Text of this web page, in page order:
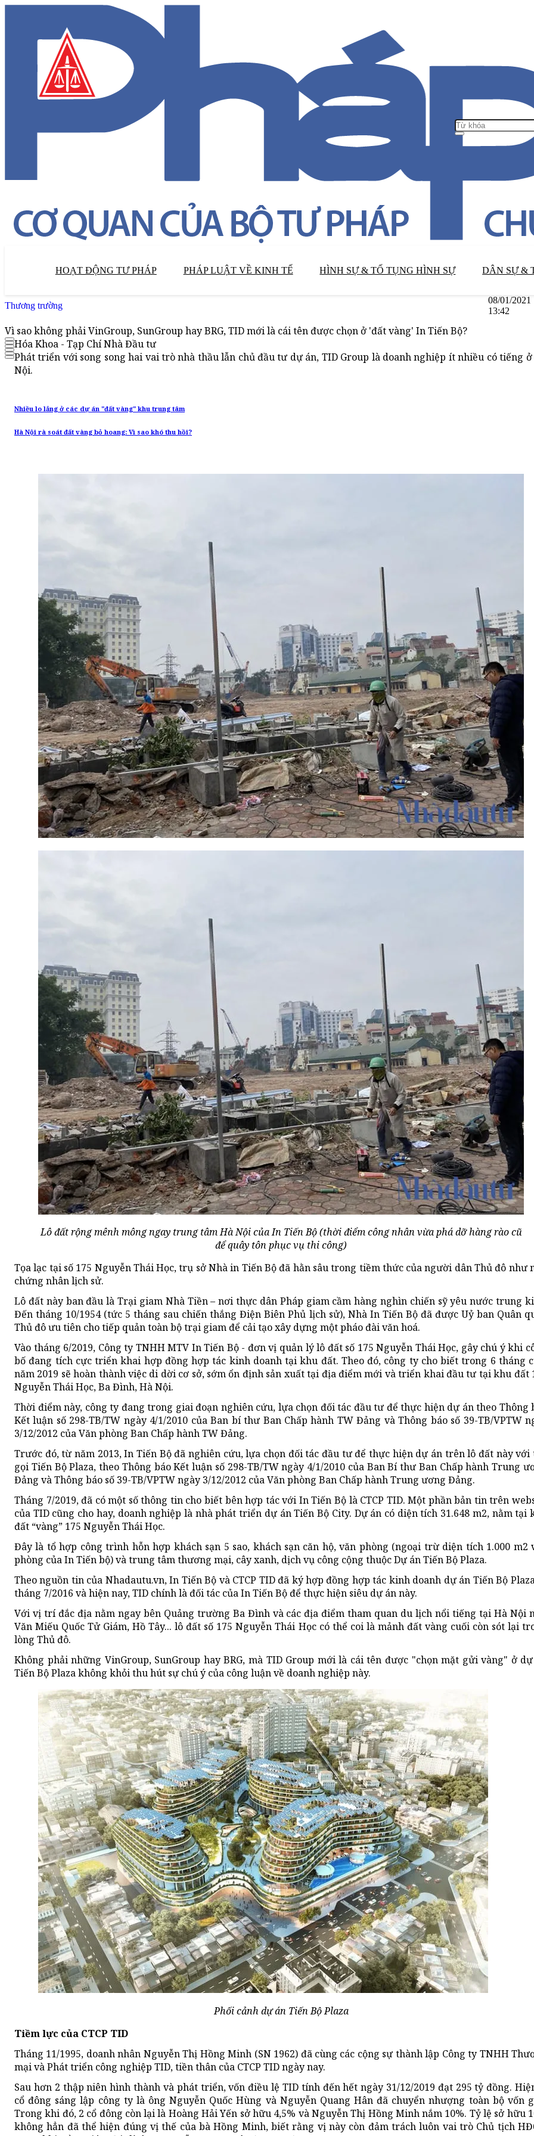
HOẠT ĐỘNG TƯ PHÁP PHÁP LUẬT VỀ KINH TẾ HÌNH SỰ & TỐ TỤNG HÌNH SỰ DÂN SỰ &
Thương trường
08/01/2021
13:42
Vì sao không phải VinGroup, SunGroup hay BRG, TID mới là cái tên được chọn ở 'đất vàng' In Tiến Bộ?
Hóa Khoa - Tạp Chí Nhà Đầu tư
Phát triển với song song hai vai trò nhà thầu lẫn chủ đầu tư dự án, TID Group là doanh nghiệp ít nhiều có tiếng ở
Nội.
Nhiều lo lắng ở các dự án "đất vàng" khu trung tâm
Hà Nội rà soát đất vàng bỏ hoang: Vì sao khó thu hồi?
Lô đất rộng mênh mông ngay trung tâm Hà Nội của In Tiến Bộ (thời điểm công nhân vừa phá dỡ hàng rào cũ
để quây tôn phục vụ thi công)
Tọa lạc tại số 175 Nguyễn Thái Học, trụ sở Nhà in Tiến Bộ đã hằn sâu trong tiềm thức của người dân Thủ đô như
chứng nhân lịch sử.
Lô đất này ban đầu là Trại giam Nhà Tiền – nơi thực dân Pháp giam cầm hàng nghìn chiến sỹ yêu nước trung
Đến tháng 10/1954 (tức 5 tháng sau chiến thắng Điện Biên Phủ lịch sử), Nhà In Tiến Bộ đã được Uỷ ban Quân
Thủ đô ưu tiên cho tiếp quản toàn bộ trại giam để cải tạo xây dựng một pháo đài văn hoá.
Vào tháng 6/2019, Công ty TNHH MTV In Tiến Bộ - đơn vị quản lý lô đất số 175 Nguyễn Thái Học, gây chú ý khi
bố đang tích cực triển khai hợp đồng hợp tác kinh doanh tại khu đất. Theo đó, công ty cho biết trong 6 tháng
năm 2019 sẽ hoàn thành việc di dời cơ sở, sớm ổn định sản xuất tại địa điểm mới và triển khai đầu tư tại khu đất
Nguyễn Thái Học, Ba Đình, Hà Nội.
Thời điểm này, công ty đang trong giai đoạn nghiên cứu, lựa chọn đối tác đầu tư để thực hiện dự án theo Thông
Kết luận số 298-TB/TW ngày 4/1/2010 của Ban bí thư Ban Chấp hành TW Đảng và Thông báo số 39-TB/VPTW
3/12/2012 của Văn phòng Ban Chấp hành TW Đảng.
Trước đó, từ năm 2013, In Tiến Bộ đã nghiên cứu, lựa chọn đối tác đầu tư để thực hiện dự án trên lô đất này với
gọi Tiến Bộ Plaza, theo Thông báo Kết luận số 298-TB/TW ngày 4/1/2010 của Ban Bí thư Ban Chấp hành Trung
Đảng và Thông báo số 39-TB/VPTW ngày 3/12/2012 của Văn phòng Ban Chấp hành Trung ương Đảng.
Tháng 7/2019, đã có một số thông tin cho biết bên hợp tác với In Tiến Bộ là CTCP TID. Một phần bản tin trên
của TID cũng cho hay, doanh nghiệp là nhà phát triển dự án Tiến Bộ City. Dự án có diện tích 31.648 m2, nằm tại
đất “vàng” 175 Nguyễn Thái Học.
Đây là tổ hợp công trình hỗn hợp khách sạn 5 sao, khách sạn căn hộ, văn phòng (ngoại trừ diện tích 1.000 m2
phòng của In Tiến bộ) và trung tâm thương mại, cây xanh, dịch vụ công cộng thuộc Dự án Tiến Bộ Plaza.
Theo nguồn tin của Nhadautu.vn, In Tiến Bộ và CTCP TID đã ký hợp đồng hợp tác kinh doanh dự án Tiến Bộ
tháng 7/2016 và hiện nay, TID chính là đối tác của In Tiến Bộ để thực hiện siêu dự án này.
Với vị trí đắc địa nằm ngay bên Quảng trường Ba Đình và các địa điểm tham quan du lịch nổi tiếng tại Hà Nội
Văn Miếu Quốc Tử Giám, Hồ Tây... lô đất số 175 Nguyễn Thái Học có thể coi là mảnh đất vàng cuối còn sót lại
lòng Thủ đô.
Không phải những VinGroup, SunGroup hay BRG, mà TID Group mới là cái tên được "chọn mặt gửi vàng" ở
Tiến Bộ Plaza không khỏi thu hút sự chú ý của công luận về doanh nghiệp này.
Phối cảnh dự án Tiến Bộ Plaza
Tiềm lực của CTCP TID
Tháng 11/1995, doanh nhân Nguyễn Thị Hồng Minh (SN 1962) đã cùng các cộng sự thành lập Công ty TNHH
mại và Phát triển công nghiệp TID, tiền thân của CTCP TID ngày nay.
Sau hơn 2 thập niên hình thành và phát triển, vốn điều lệ TID tính đến hết ngày 31/12/2019 đạt 295 tỷ đồng.
cổ đông sáng lập công ty là ông Nguyễn Quốc Hùng và Nguyễn Quang Hân đã chuyển nhượng toàn bộ vốn
Trong khi đó, 2 cổ đông còn lại là Hoàng Hải Yến sở hữu 4,5% và Nguyễn Thị Hồng Minh nắm 10%. Tỷ lệ sở hữu
không hẳn đã thể hiện đúng vị thế của bà Hồng Minh, biết rằng vị này còn đảm trách luôn vai trò Chủ tịch